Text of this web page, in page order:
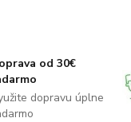
od 30€
dopravu úplne